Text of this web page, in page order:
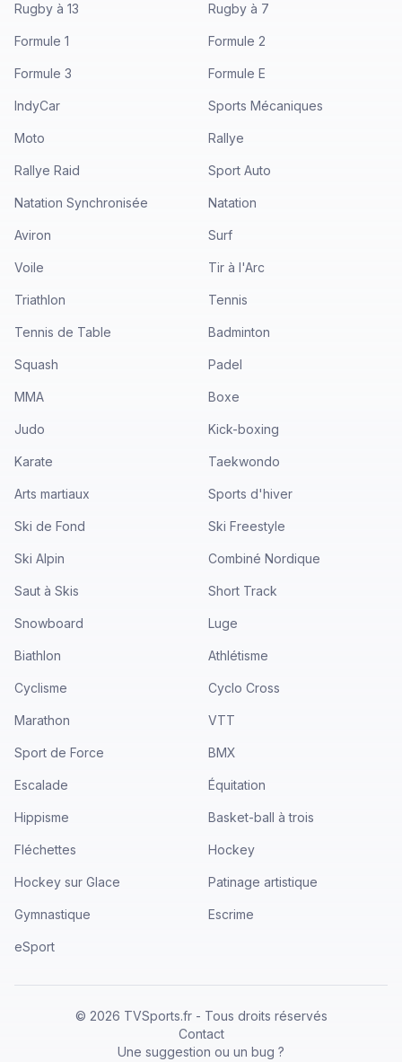
Rugby à 13 Rugby à 7
Formule 1 Formule 2
Formule 3 Formule E
IndyCar Sports Mécaniques
Moto Rallye
Rallye Raid Sport Auto
Natation Synchronisée Natation
Aviron Surf
Voile Tir à l'Arc
Triathlon Tennis
Tennis de Table Badminton
Squash Padel
MMA Boxe
Judo Kick-boxing
Karate Taekwondo
Arts martiaux Sports d'hiver
Ski de Fond Ski Freestyle
Ski Alpin Combiné Nordique
Saut à Skis Short Track
Snowboard Luge
Biathlon Athlétisme
Cyclisme Cyclo Cross
Marathon VTT
Sport de Force BMX
Escalade Équitation
Hippisme Basket-ball à trois
Fléchettes Hockey
Hockey sur Glace Patinage artistique
Gymnastique Escrime
eSport
© 2026 TVSports.fr - Tous droits réservés
Contact
Une suggestion ou un bug ?